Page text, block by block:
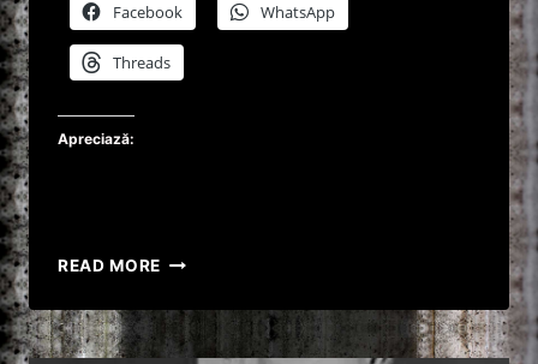
Facebook WhatsApp
Threads
Apreciază:
READ MORE AFLA
LA
MINE